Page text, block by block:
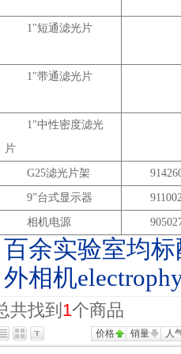
1"短通滤光片
1"带通滤光片
1"中性密度滤光
片
G25滤光片架
9”台式显示器
相机电源
百余实验室均标
外相机
共找到 1个商品
价格 销量 人